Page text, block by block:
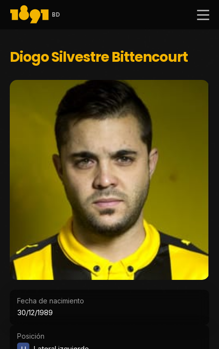
BD
Diogo Silvestre Bittencourt
Fecha de nacimiento
30/12/1989
Posición